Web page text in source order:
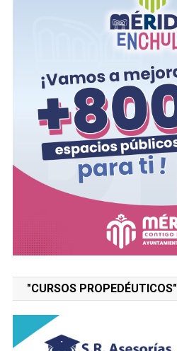
"CURSOS PROPEDÉUTICOS"